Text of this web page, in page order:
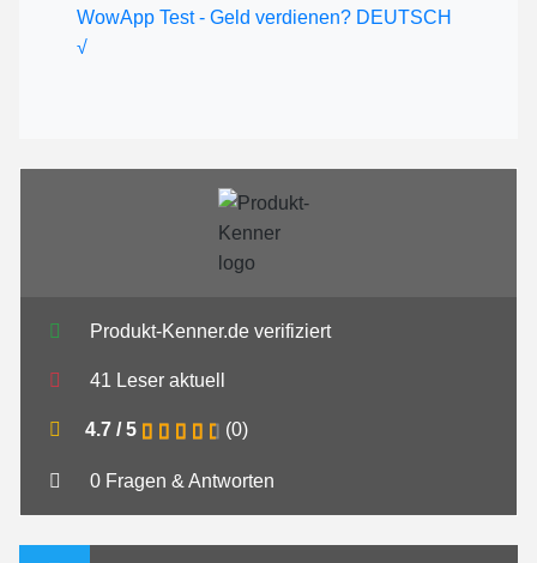
WowApp Test - Geld verdienen? DEUTSCH
√
Produkt-Kenner.de verifiziert
41 Leser aktuell
4.7 / 5 (0)
0 Fragen & Antworten